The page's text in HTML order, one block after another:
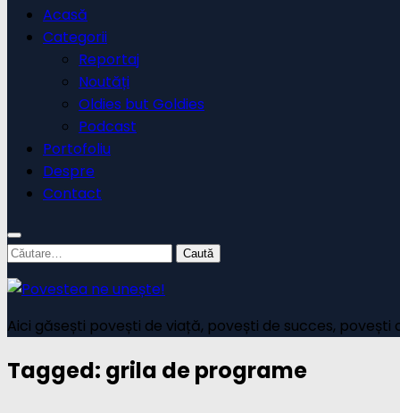
Acasă
Categorii
Reportaj
Noutăți
Oldies but Goldies
Podcast
Portofoliu
Despre
Contact
Caută
după:
Aici găsești povești de viață, povești de succes, povești
Tagged: grila de programe